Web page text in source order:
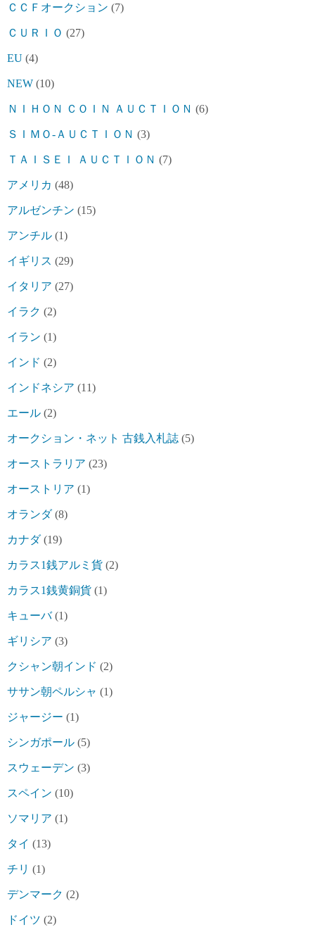
ＣＣＦオークション (7)
ＣＵＲＩＯ (27)
EU (4)
NEW (10)
ＮＩＨＯＮ ＣＯＩＮ ＡＵＣＴＩＯＮ (6)
ＳＩＭＯ-ＡＵＣＴＩＯＮ (3)
ＴＡＩＳＥＩ ＡＵＣＴＩＯＮ (7)
アメリカ (48)
アルゼンチン (15)
アンチル (1)
イギリス (29)
イタリア (27)
イラク (2)
イラン (1)
インド (2)
インドネシア (11)
エール (2)
オークション・ネット 古銭入札誌 (5)
オーストラリア (23)
オーストリア (1)
オランダ(8)
カナダ(19)
カラス1銭アルミ貨 (2)
カラス1銭黄銅貨 (1)
キューバ(1)
ギリシア (3)
クシャン朝インド (2)
ササン朝ペルシャ (1)
ジャージー (1)
シンガポール (5)
スウェーデン (3)
スペイン (10)
ソマリア (1)
タイ (13)
チリ (1)
デンマーク (2)
ドイツ (2)